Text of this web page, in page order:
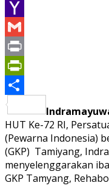
Email
Yahoo
Mail
Gmail
Print
PrintFriendly
Share
HUT Ke-72 RI,
(Pewarna Indonesia)
(GKP) Tamiyang,
menyelenggarakan
GKP Tamyang,